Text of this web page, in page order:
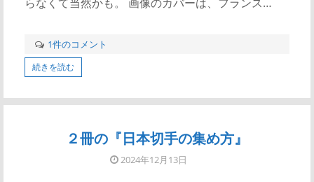
1件のコメント
続きを読む
２冊の『日本切手の集め方』
2024年12月13日